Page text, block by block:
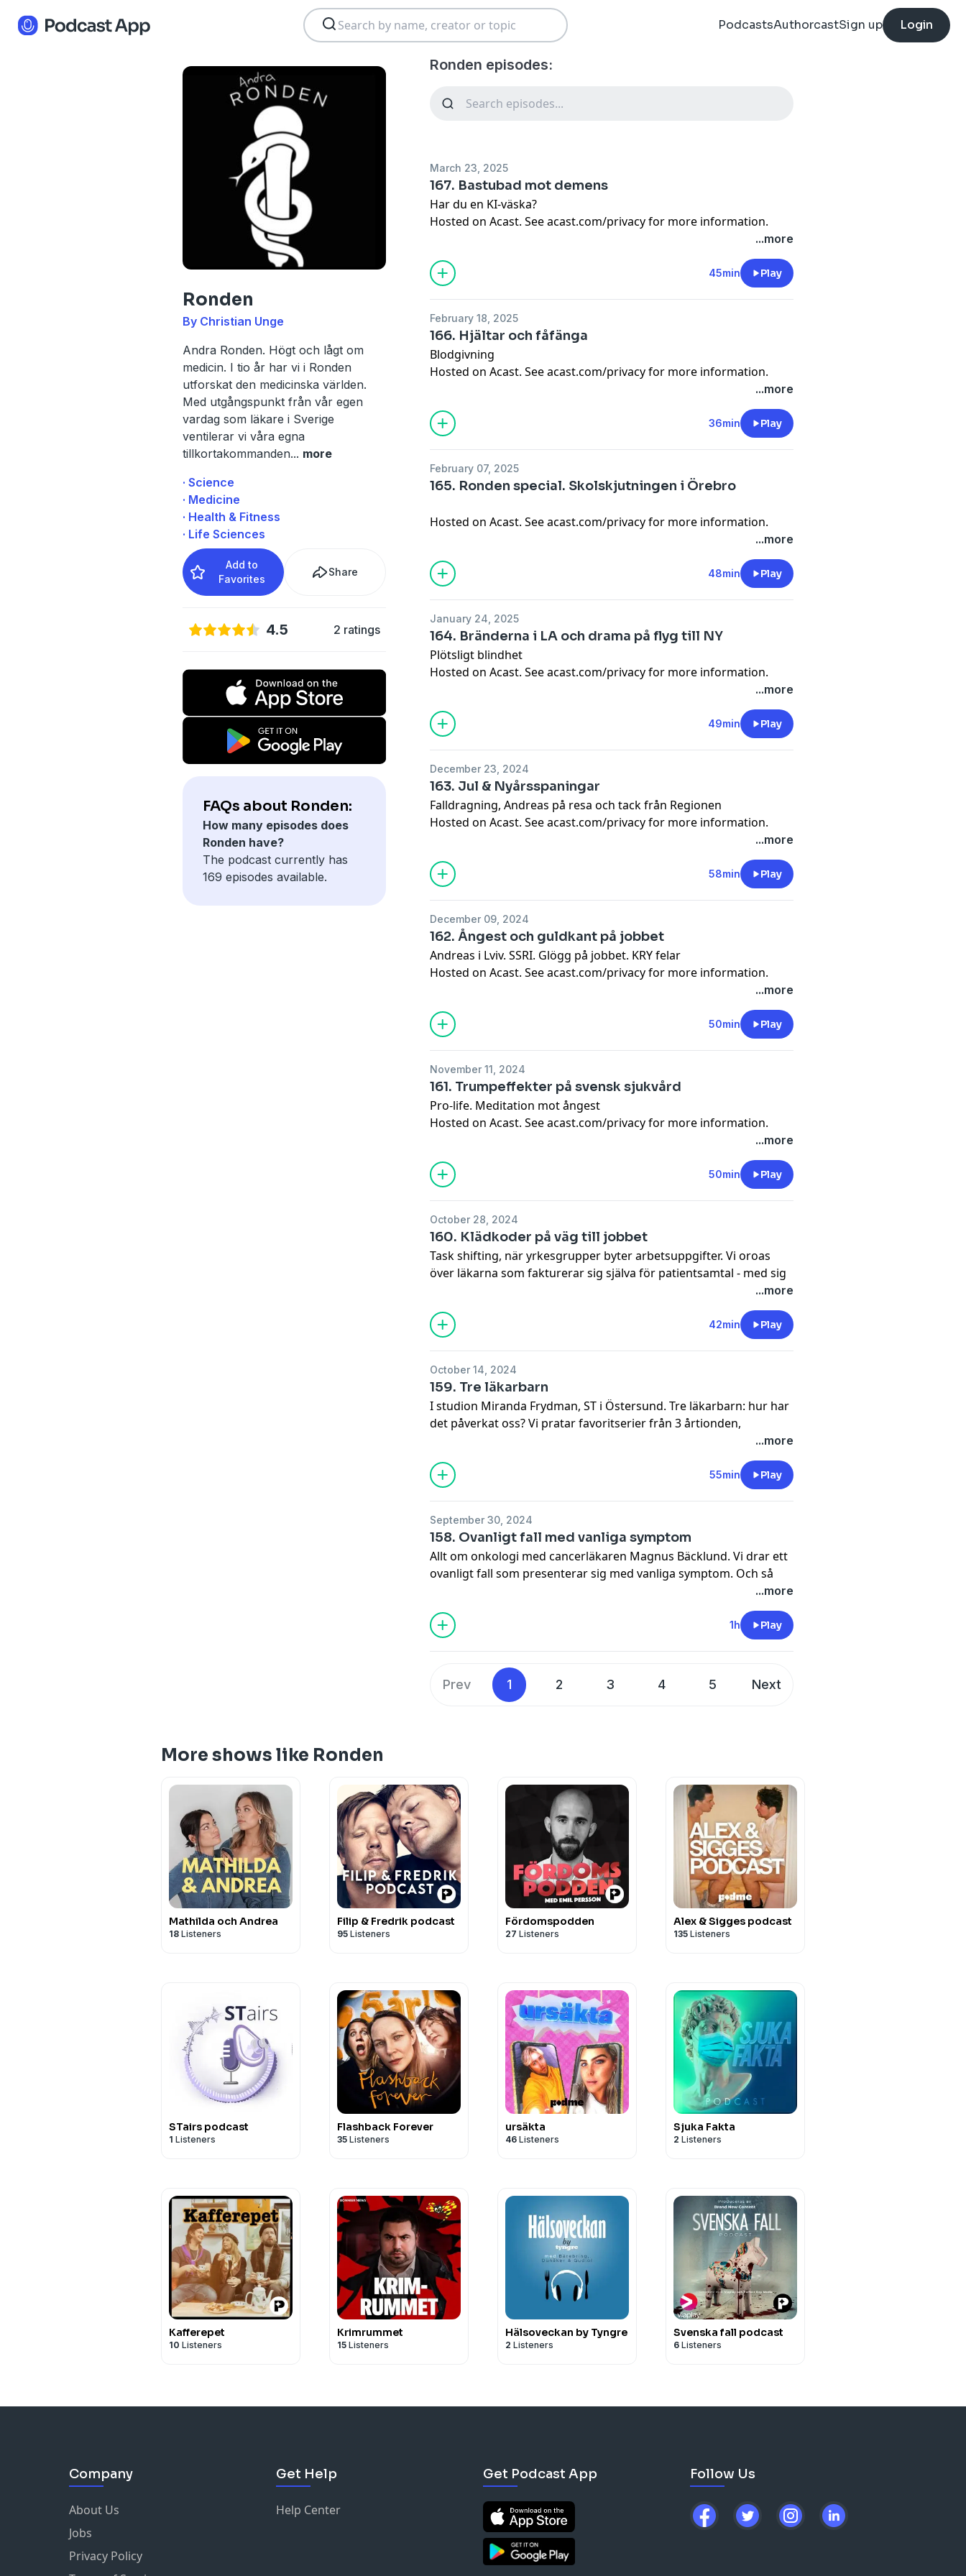
PodcastsAuthorcastSign up Login
Ronden
By Christian Unge
Andra Ronden. Högt och lågt om
medicin. I tio år har vi i Ronden
utforskat den medicinska världen.
Med utgångspunkt från vår egen
vardag som läkare i Sverige
ventilerar vi våra egna
tillkortakommanden... more
· Science
· Medicine
· Health & Fitness
· Life Sciences
Add to
Favorites
Share
4.5 2 ratings
FAQs about Ronden:
How many episodes does
Ronden have?
The podcast currently has
169 episodes available.
Ronden episodes:
March 23, 2025
167. Bastubad mot demens
Har du en KI-väska?
Hosted on Acast. Seeacast.com/privacyfor more information.
...more
45min Play
February 18, 2025
166. Hjältar och fåfänga
Blodgivning
Hosted on Acast. Seeacast.com/privacyfor more information.
...more
36min Play
February 07, 2025
165. Ronden special. Skolskjutningen i Örebro
Hosted on Acast. Seeacast.com/privacyfor more information.
...more
48min Play
January 24, 2025
164. Bränderna i LA och drama på flyg till NY
Plötsligt blindhet
Hosted on Acast. Seeacast.com/privacyfor more information.
...more
49min Play
December 23, 2024
163. Jul & Nyårsspaningar
Falldragning, Andreas på resa och tack från Regionen
Hosted on Acast. Seeacast.com/privacyfor more information.
...more
58min Play
December 09, 2024
162. Ångest och guldkant på jobbet
Andreas i Lviv. SSRI. Glögg på jobbet. KRY felar
Hosted on Acast. Seeacast.com/privacyfor more information.
...more
50min Play
November 11, 2024
161. Trumpeffekter på svensk sjukvård
Pro-life. Meditation mot ångest
Hosted on Acast. Seeacast.com/privacyfor more information.
...more
50min Play
October 28, 2024
160. Klädkoder på väg till jobbet
Task shifting, när yrkesgrupper byter arbetsuppgifter. Vi oroas
över läkarna som fakturerar sig själva för patientsamtal - med sig
själva. Andreas om katastrofkonferens i Göteborg. Och kan man
Hosted on Acast. See
for more information.
...more
42min Play
October 14, 2024
159. Tre läkarbarn
I studion Miranda Frydman, ST i Östersund. Tre läkarbarn: hur har
det påverkat oss? Vi pratar favoritserier från 3 årtionden,
medicinförpackningar vi verkligen ogillar och diagnoser som vi
Hosted on Acast. See
for more information.
...more
55min Play
September 30, 2024
158. Ovanligt fall med vanliga symptom
Allt om onkologi med cancerläkaren Magnus Bäcklund. Vi drar ett
ovanligt fall som presenterar sig med vanliga symptom. Och så
for more information.
...more
1h Play
Prev 1 2 3 4 5 Next
More shows like Ronden
Mathilda och Andrea
18 Listeners
Filip & Fredrik podcast
95 Listeners
Fördomspodden
27 Listeners
Alex & Sigges podcast
135 Listeners
STairs podcast
1 Listeners
Flashback Forever
35 Listeners
ursäkta
46 Listeners
Sjuka Fakta
2 Listeners
Kafferepet
10 Listeners
Krimrummet
15 Listeners
Hälsoveckan by Tyngre
2 Listeners
Svenska fall podcast
6 Listeners
Company
About Us
Jobs
Privacy Policy
Get Help
Help Center
Get Podcast App Follow Us